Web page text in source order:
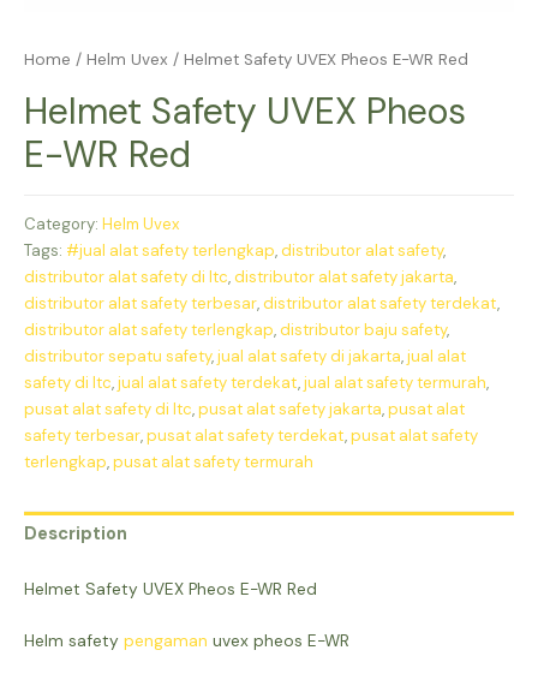
Home / Helm Uvex / Helmet Safety UVEX Pheos E-WR Red
Helmet Safety UVEX Pheos
E-WR Red
Category: Helm Uvex
Tags: #jual alat safety terlengkap,distributor alat safety,
distributor alat safety di ltc,distributor alat safety jakarta,
distributor alat safety terbesar,distributor alat safety terdekat,
distributor alat safety terlengkap,distributor baju safety,
distributor sepatu safety,jual alat safety di jakarta,jual alat
safety di ltc,jual alat safety terdekat,jual alat safety termurah,
pusat alat safety di ltc,pusat alat safety jakarta,pusat alat
safety terbesar,pusat alat safety terdekat,pusat alat safety
terlengkap,pusat alat safety termurah
Description
Helmet Safety UVEX Pheos E-WR Red
Helm safety pengaman uvex pheos E-WR